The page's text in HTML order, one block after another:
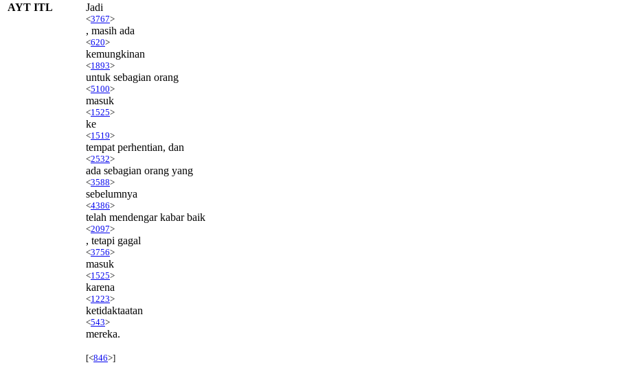
AYT ITL
Jadi
<3767>
, masih ada
<620>
kemungkinan
<1893>
untuk sebagian orang
<5100>
masuk
<1525>
ke
<1519>
tempat perhentian, dan
<2532>
ada sebagian orang yang
<3588>
sebelumnya
<4386>
telah mendengar kabar baik
<2097>
, tetapi gagal
<3756>
masuk
<1525>
karena
<1223>
ketidaktaatan
<543>
mereka.
[<846>]